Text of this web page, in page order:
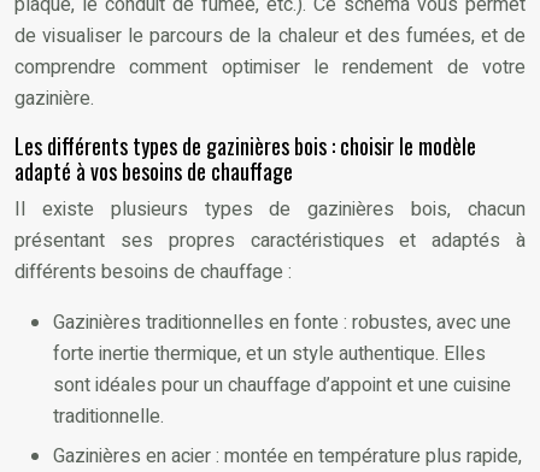
de visualiser le parcours de la chaleur et des fumées, et de
comprendre comment optimiser le rendement de votre
gazinière.
Les différents types de gazinières bois : choisir le modèle
adapté à vos besoins de chauffage
Il existe plusieurs types de gazinières bois, chacun
présentant ses propres caractéristiques et adaptés à
différents besoins de chauffage :
Gazinières traditionnelles en fonte : robustes, avec une
forte inertie thermique, et un style authentique. Elles
sont idéales pour un chauffage d’appoint et une cuisine
traditionnelle.
Gazinières en acier : montée en température plus rapide,